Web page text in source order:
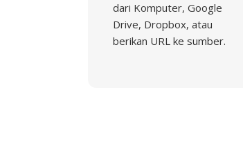
dari Komputer, Google
Drive, Dropbox, atau
berikan URL ke sumber.